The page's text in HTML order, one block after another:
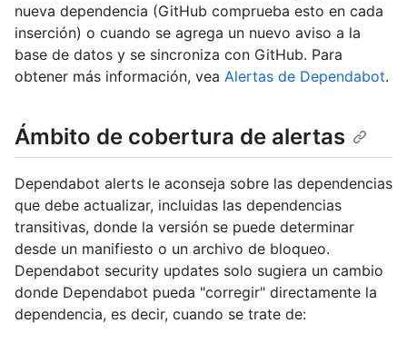
nueva dependencia (GitHub comprueba esto en cada
inserción) o cuando se agrega un nuevo aviso a la
base de datos y se sincroniza con GitHub. Para
obtener más información, vea Alertas de Dependabot.
Ámbito de cobertura de alertas
Dependabot alerts le aconseja sobre las dependencias
que debe actualizar, incluidas las dependencias
transitivas, donde la versión se puede determinar
desde un manifiesto o un archivo de bloqueo.
Dependabot security updates solo sugiera un cambio
donde Dependabot pueda "corregir" directamente la
dependencia, es decir, cuando se trate de: